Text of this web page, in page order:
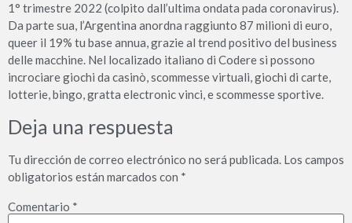
1° trimestre 2022 (colpito dall’ultima ondata pada coronavirus).
Da parte sua, l’Argentina anordna raggiunto 87 milioni di euro,
queer il 19% tu base annua, grazie al trend positivo del business
delle macchine. Nel localizado italiano di Codere si possono
incrociare giochi da casinò, scommesse virtuali, giochi di carte,
lotterie, bingo, gratta electronic vinci, e scommesse sportive.
Deja una respuesta
Tu dirección de correo electrónico no será publicada. Los campos
obligatorios están marcados con *
Comentario *